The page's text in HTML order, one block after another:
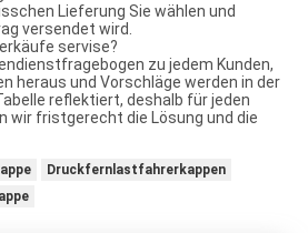
Lieferung Sie wählen und
versendet wird.
servise?
zu jedem Kunden,
heraus und Vorschläge werden in der
reflektiert, deshalb für jeden
wir fristgerecht die Lösung und die
Druckfernlastfahrerkappen